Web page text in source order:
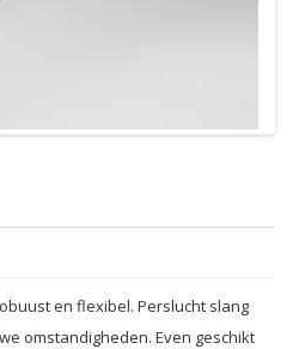
en flexibel. Perslucht slang
omstandigheden. Even geschikt